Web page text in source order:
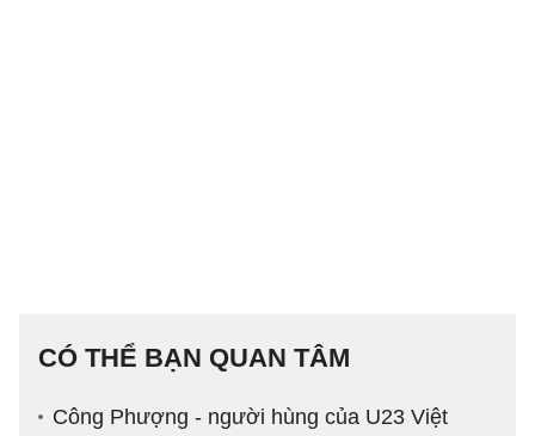
CÓ THỂ BẠN QUAN TÂM
Công Phượng - người hùng của U23 Việt